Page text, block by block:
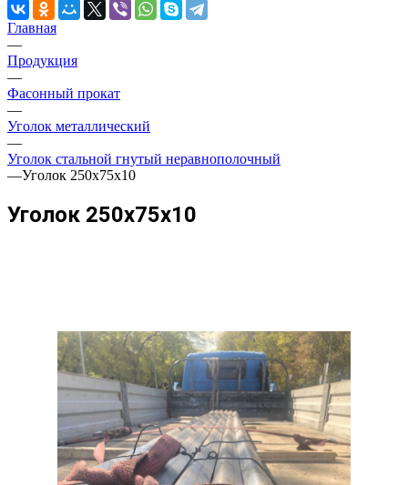
Главная
—
Продукция
—
Фасонный прокат
—
Уголок металлический
—
Уголок стальной гнутый неравнополочный
—Уголок 250х75х10
Уголок 250х75х10